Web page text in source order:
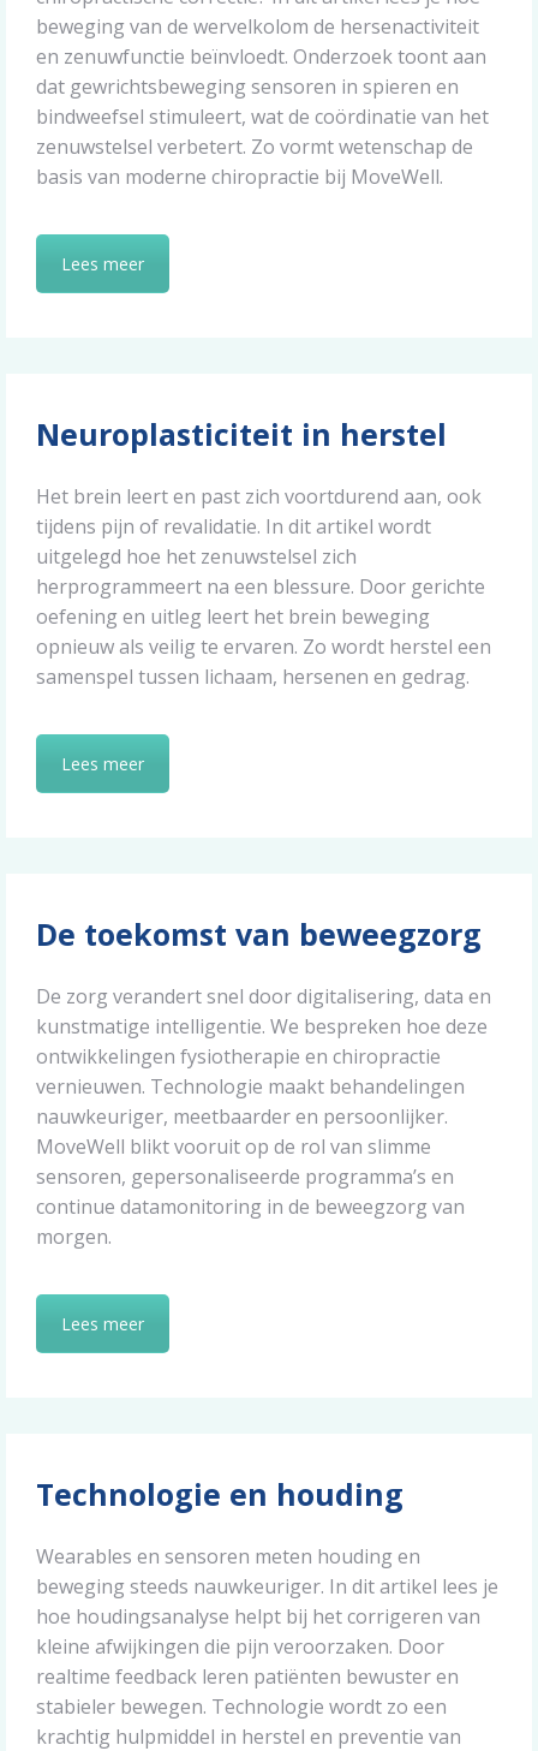
beweging van de wervelkolom de hersenactiviteit
en zenuwfunctie beïnvloedt. Onderzoek toont aan
dat gewrichtsbeweging sensoren in spieren en
bindweefsel stimuleert, wat de coördinatie van het
zenuwstelsel verbetert. Zo vormt wetenschap de
basis van moderne chiropractie bij MoveWell.
Lees meer
Neuroplasticiteit in herstel
Het brein leert en past zich voortdurend aan, ook
tijdens pijn of revalidatie. In dit artikel wordt
uitgelegd hoe het zenuwstelsel zich
herprogrammeert na een blessure. Door gerichte
oefening en uitleg leert het brein beweging
opnieuw als veilig te ervaren. Zo wordt herstel een
samenspel tussen lichaam, hersenen en gedrag.
Lees meer
De toekomst van beweegzorg
De zorg verandert snel door digitalisering, data en
kunstmatige intelligentie. We bespreken hoe deze
ontwikkelingen fysiotherapie en chiropractie
vernieuwen. Technologie maakt behandelingen
nauwkeuriger, meetbaarder en persoonlijker.
MoveWell blikt vooruit op de rol van slimme
sensoren, gepersonaliseerde programma’s en
continue datamonitoring in de beweegzorg van
morgen.
Lees meer
Technologie en houding
Wearables en sensoren meten houding en
beweging steeds nauwkeuriger. In dit artikel lees je
hoe houdingsanalyse helpt bij het corrigeren van
kleine afwijkingen die pijn veroorzaken. Door
realtime feedback leren patiënten bewuster en
stabieler bewegen. Technologie wordt zo een
krachtig hulpmiddel in herstel en preventie van